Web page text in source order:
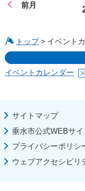
前月
トップ> イベント
イベントカレンダー
サイトマップ
垂水市公式WEBサイ
プライバシーポリシ
ウェブアクセシビリ